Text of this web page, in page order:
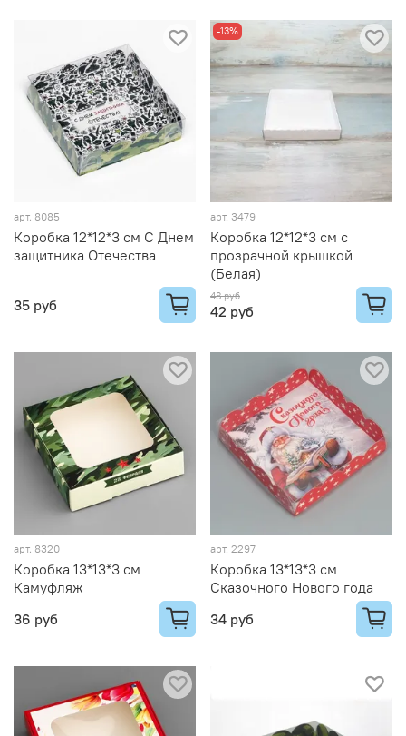
арт. 8085
Коробка 12*12*3 см С Днем
защитника Отечества
35 руб
-13%
арт. 3479
Коробка 12*12*3 см с
прозрачной крышкой
(Белая)
48 руб
42 руб
арт. 8320
Коробка 13*13*3 см
Камуфляж
36 руб
арт. 2297
Коробка 13*13*3 см
Сказочного Нового года
34 руб